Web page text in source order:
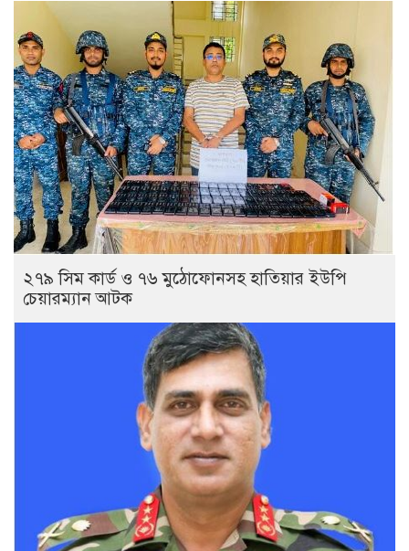
২৭৯ সিম কার্ড ও ৭৬ মুঠোফোনসহ হাতিয়ার ইউপি
চেয়ারম্যান আটক